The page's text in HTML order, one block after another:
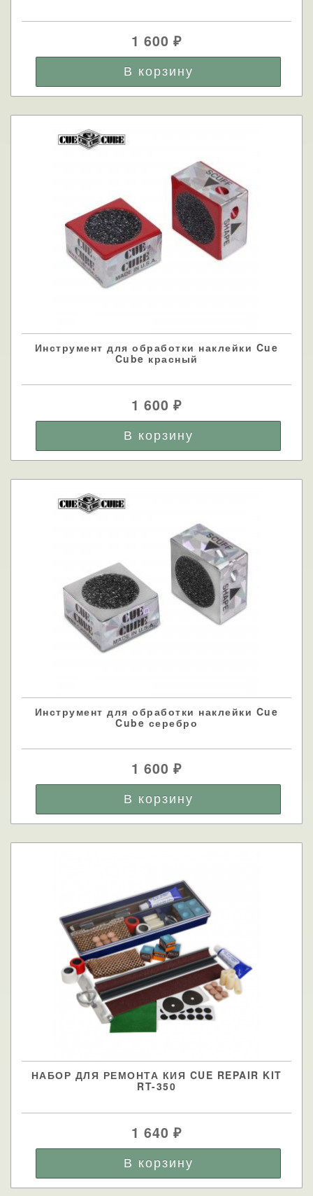
1 600₽
Инструмент для обработки наклейки Cue
Cube красный
1 600₽
Инструмент для обработки наклейки Cue
Cube серебро
1 600₽
НАБОР ДЛЯ РЕМОНТА КИЯ CUE REPAIR KIT
RT-350
1 640₽